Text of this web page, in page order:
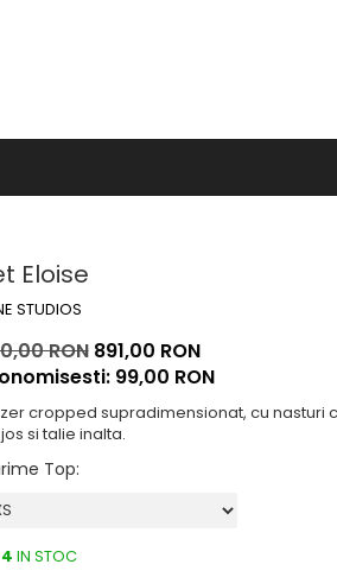
Eloise
STUDIOS
RON 891,00 RON
99,00 RON
cropped supradimensionat, cu nasturi
si talie inalta.
Top:
4 IN STOC